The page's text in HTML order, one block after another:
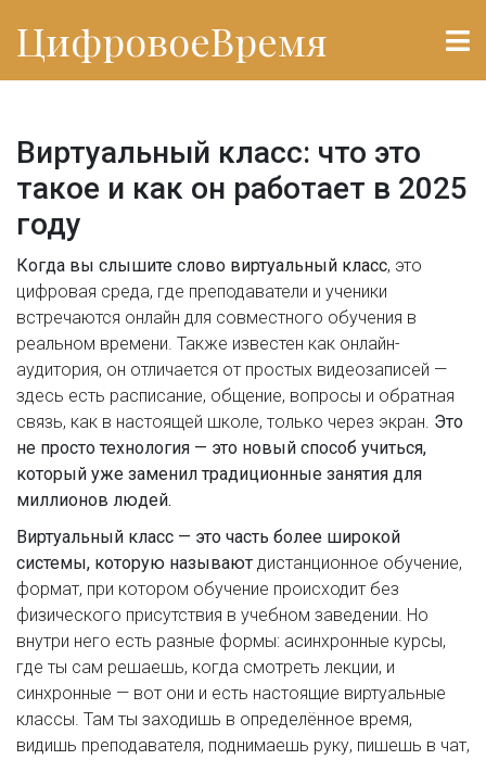
ЦифровоеВремя
Виртуальный класс: что это
такое и как он работает в 2025
году
Когда вы слышите слово виртуальный класс, это
цифровая среда, где преподаватели и ученики
встречаются онлайн для совместного обучения в
реальном времени. Также известен как онлайн-
аудитория, он отличается от простых видеозаписей —
здесь есть расписание, общение, вопросы и обратная
связь, как в настоящей школе, только через экран. Это
не просто технология — это новый способ учиться,
который уже заменил традиционные занятия для
миллионов людей.
Виртуальный класс — это часть более широкой
системы, которую называют дистанционное обучение,
формат, при котором обучение происходит без
физического присутствия в учебном заведении. Но
внутри него есть разные формы: асинхронные курсы,
где ты сам решаешь, когда смотреть лекции, и
синхронные — вот они и есть настоящие виртуальные
классы. Там ты заходишь в определённое время,
видишь преподавателя, поднимаешь руку, пишешь в чат,